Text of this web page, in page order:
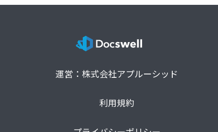
運営：株式会社アプルーシッド
利用規約